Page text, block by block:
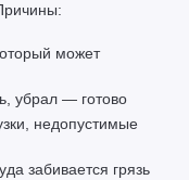
может
убрал — готово
недопустимые
забивается грязь